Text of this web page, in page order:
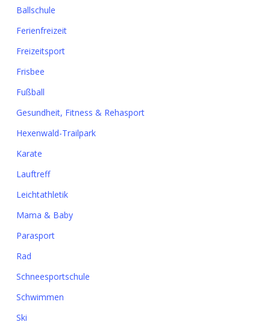
Ballschule
Ferienfreizeit
Freizeitsport
Frisbee
Fußball
Gesundheit, Fitness & Rehasport
Hexenwald-Trailpark
Karate
Lauftreff
Leichtathletik
Mama & Baby
Parasport
Rad
Schneesportschule
Schwimmen
Ski